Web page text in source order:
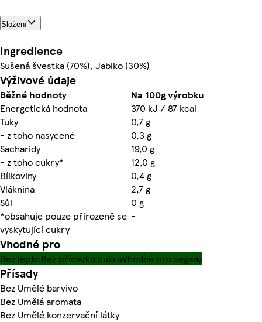
Složení
Ingredience
Sušená švestka (70%), Jablko (30%)
Výživové údaje
Běžné hodnoty
Na 100g výrobku
Energetická hodnota
370 kJ / 87 kcal
Tuky
0,7 g
- z toho nasycené
0,3 g
Sacharidy
19,0 g
- z toho cukry*
12,0 g
Bílkoviny
0,4 g
Vláknina
2,7 g
Sůl
0 g
*obsahuje pouze přirozeně se
vyskytující cukry
-
Vhodné pro
Bez lepkuBez přídavku cukruVhodné pro vegany
Přísady
Bez Umělé barvivo
Bez Umělá aromata
Bez Umělé konzervační látky